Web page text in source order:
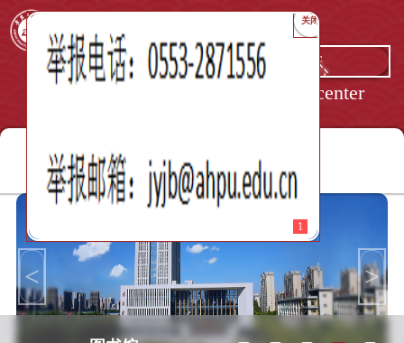
大学生就业创业指导中心
Student career service center
< >
关闭
1